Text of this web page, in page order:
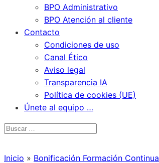
BPO Administrativo
BPO Atención al cliente
Contacto
Condiciones de uso
Canal Ético
Aviso legal
Transparencia IA
Política de cookies (UE)
Únete al equipo …
Inicio » Bonificación Formación Continua